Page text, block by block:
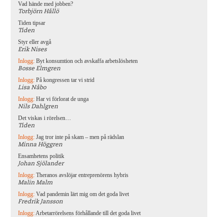
Vad hände med jobben?
Torbjörn Hållö
Tiden tipsar
Tiden
Styr eller avgå
Erik Nises
Inlogg:Byt konsumtion och avskaffa arbetslösheten
Bosse Elmgren
Inlogg:På kongressen tar vi strid
Lisa Nåbo
Inlogg:Har vi förlorat de unga
Nils Dahlgren
Det viskas i rörelsen…
Tiden
Inlogg:Jag tror inte på skam – men på rädslan
Minna Höggren
Ensamhetens politik
Johan Sjölander
Inlogg:Theranos avslöjar entreprenörens hybris
Malin Malm
Inlogg:Vad pandemin lärt mig om det goda livet
Fredrik Jansson
Inlogg:Arbetarrörelsens förhållande till det goda livet